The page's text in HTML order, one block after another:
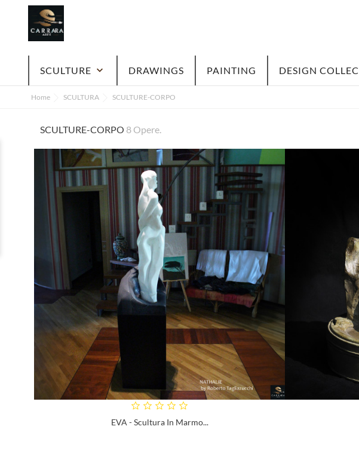
SCULTURE keyboard_arrow_down DRAWINGS PAINTING DESIGN
Home SCULTURA SCULTURE-CORPO
SCULTURE-CORPO 8 Opere.
EVA - Scultura In Marmo...